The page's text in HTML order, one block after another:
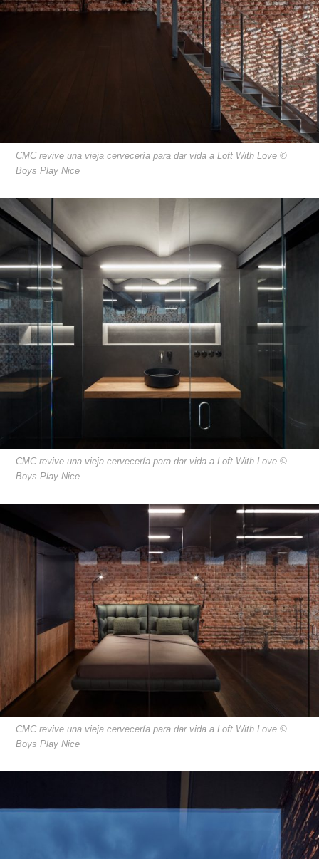
CMC revive una vieja cervecería para dar vida a Loft With Love ©
Boys Play Nice
CMC revive una vieja cervecería para dar vida a Loft With Love ©
Boys Play Nice
CMC revive una vieja cervecería para dar vida a Loft With Love ©
Boys Play Nice